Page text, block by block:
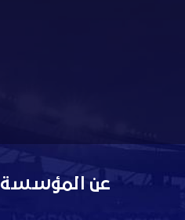
عن المؤسسة